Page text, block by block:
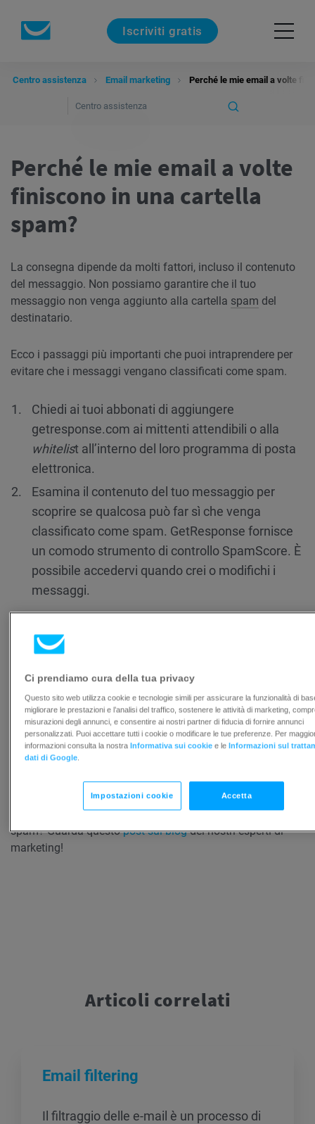
Iscriviti gratis
Centro assistenza Email marketing Perché le mie email a volte
Perché le mie email a volte
finiscono in una cartella
spam?
La consegna dipende da molti fattori, incluso il contenuto
del messaggio. Non possiamo garantire che il tuo
messaggio non venga aggiunto alla cartella spam del
destinatario.
Ecco i passaggi più importanti che puoi intraprendere per
evitare che i messaggi vengano classificati come spam.
Chiedi ai tuoi abbonati di aggiungere
getresponse.com ai mittenti attendibili o alla
whitelist all’interno del loro programma di posta
elettronica.
Esamina il contenuto del tuo messaggio per
scoprire se qualcosa può far sì che venga
classificato come spam. GetResponse fornisce
un comodo strumento di controllo SpamScore. È
possibile accedervi quando crei o modifichi i
messaggi.
Apache Software Foundation e GetResponse non fornisce
supporto per l’applicazione.
In caso di domande sui punteggi e sui test di
SpamAssassin, visitare i seguenti siti Web:
http://spamassassin.apache.org/
Vuoi imparare i trucchi degli esperti per evitare la cartella
spam? Guarda questopost sul blogdei nostri esperti di
marketing!
Articoli correlati
Email filtering
Il filtraggio delle e-mail è un processo di
Ci prendiamo cura della tua privacy
Questo sito web utilizza cookie e tecnologie simili per assicurare la funzionalità di
migliorare le prestazioni e l’analisi del traffico, sostenere le attività di marketing,
misurazioni degli annunci, e consentire ai nostri partner di fiducia di fornire annunci
personalizzati. Puoi accettare tutti i cookie o modificare le tue preferenze. Per
informazioni consulta la nostraInformativa sui cookie e leInformazioni sul
dati di Google
Impostazioni cookie Accetta